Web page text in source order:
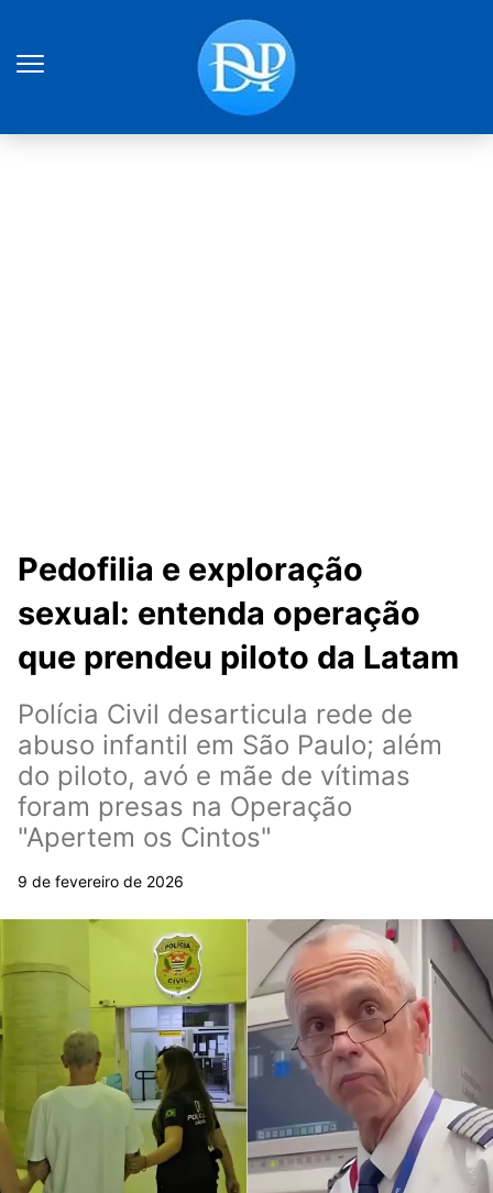
Pedofilia e exploração
sexual: entenda operação
que prendeu piloto da Latam
Polícia Civil desarticula rede de
abuso infantil em São Paulo; além
do piloto, avó e mãe de vítimas
foram presas na Operação
"Apertem os Cintos"
9 de fevereiro de 2026